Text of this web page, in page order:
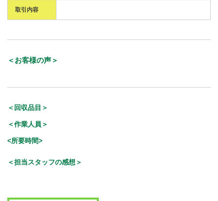
取引内容
＜お客様の声＞
＜回収品目＞
＜作業人員＞
<所要時間>
＜担当スタッフの感想＞